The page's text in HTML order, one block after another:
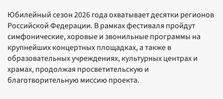
Юбилейный сезон 2026 года охватывает десятки регионов
Российской Федерации. В рамках фестиваля пройдут
симфонические, хоровые и звонильные программы на
крупнейших концертных площадках, а также в
образовательных учреждениях, культурных центрах и
храмах, продолжая просветительскую и
благотворительную миссию проекта.